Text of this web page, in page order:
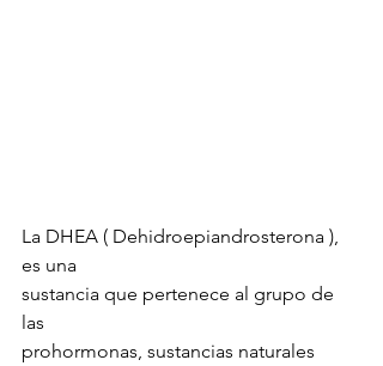
La DHEA ( Dehidroepiandrosterona ),
es una
sustancia que pertenece al grupo de
las
prohormonas, sustancias naturales